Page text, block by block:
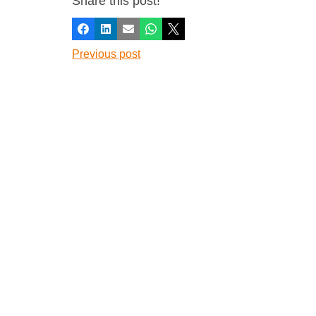
Facebook
LinkedInE-mailWhatsapp
X
Previous post